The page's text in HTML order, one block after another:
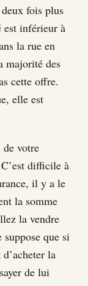
fois plus
est inférieur à
la rue en
majorité des
cette offre.
elle est
de votre
difficile à
il y a le
la somme
la vendre
que si
la
de lui